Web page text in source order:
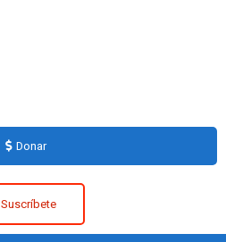
Donar
Suscríbete